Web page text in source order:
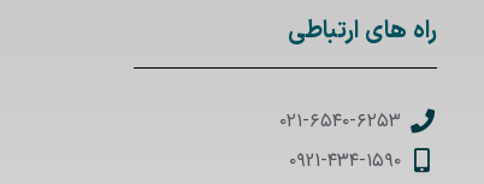
راه های ارتباطی
۰۲۱-۶۵۴۰-۶۲۵۳
۰۹21-۴۳۴-۱۵۹۰